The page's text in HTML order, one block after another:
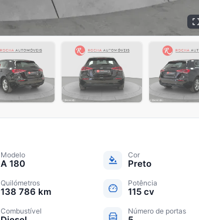
Modelo
A 180
Cor
Preto
Quilómetros
138 786 km
Potência
115 cv
Combustível Número de portas